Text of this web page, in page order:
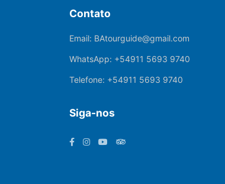
Contato
Email: BAtourguide@gmail.com
WhatsApp: +54911 5693 9740
Telefone: +54911 5693 9740
Siga-nos